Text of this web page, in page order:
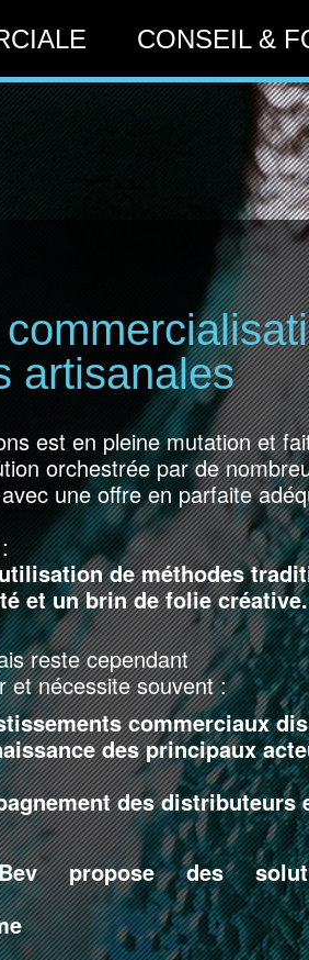
CONSEIL &
artisanales
est en pleine mutation et
orchestrée par de
une offre en parfaite
de méthodes
et un brin de folie créative.
reste cependant
et nécessite souvent :
commerciaux
des principaux
des distributeurs
propose des